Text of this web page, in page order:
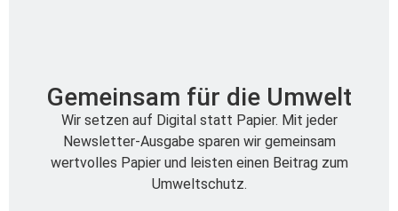
Gemeinsam für die Umwelt
Wir setzen auf Digital statt Papier. Mit jeder
Newsletter-Ausgabe sparen wir gemeinsam
wertvolles Papier und leisten einen Beitrag zum
Umweltschutz.